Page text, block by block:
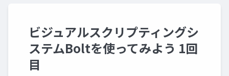
ビジュアルスクリプティングシ
ステムBoltを使ってみよう 1回
目